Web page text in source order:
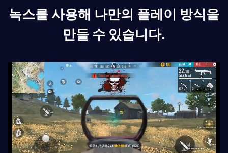
녹스를 사용해 나만의 플레이 방식을
만들 수 있습니다.